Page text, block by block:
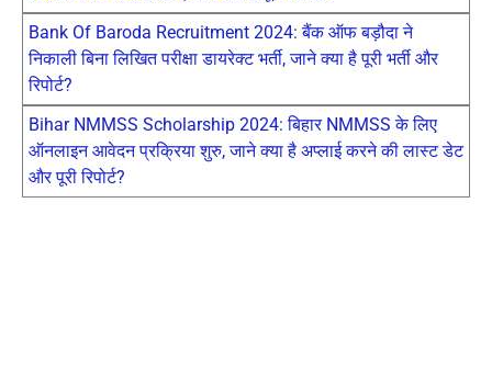
Bank Of Baroda Recruitment 2024: बैंक ऑफ बड़ौदा ने
निकाली बिना लिखित परीक्षा डायरेक्ट भर्ती, जाने क्या है पूरी भर्ती और
रिपोर्ट?
Bihar NMMSS Scholarship 2024: बिहार NMMSS के लिए
ऑनलाइन आवेदन प्रक्रिया शुरु, जाने क्या है अप्लाई करने की लास्ट डेट
और पूरी रिपोर्ट?